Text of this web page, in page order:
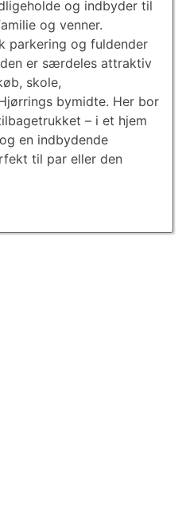
og indbyder til
og venner.
parkering og fuldender
er særdeles attraktiv
skole,
bymidte. Her bor
– i et hjem
en indbydende
til par eller den